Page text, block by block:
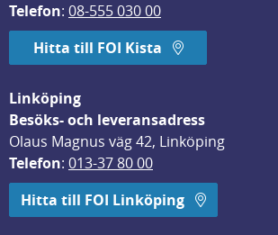
Telefon: 08-555 030 00
Hitta till FOI Kista
Linköping
Besöks- och leveransadress
Olaus Magnus väg 42, Linköping
Telefon: 013-37 80 00
Hitta till FOI Linköping